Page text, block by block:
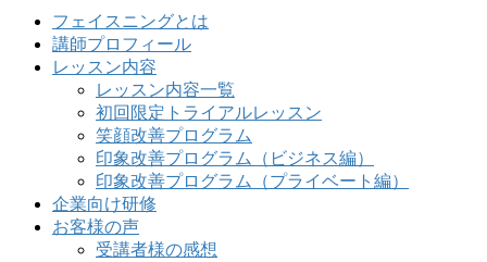
フェイスニングとは
講師プロフィール
レッスン内容
レッスン内容一覧
初回限定トライアルレッスン
笑顔改善プログラム
印象改善プログラム（ビジネス編）
印象改善プログラム（プライベート編）
企業向け研修
お客様の声
受講者様の感想